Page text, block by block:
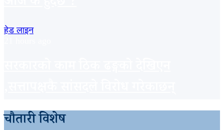
हेड लाइन
चौतारी विशेष